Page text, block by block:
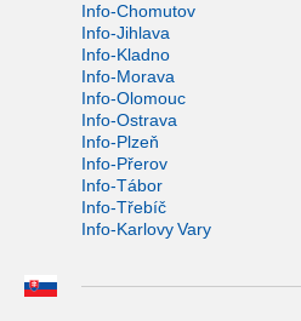
Info-Chomutov
Info-Jihlava
Info-Kladno
Info-Morava
Info-Olomouc
Info-Ostrava
Info-Plzeň
Info-Přerov
Info-Tábor
Info-Třebíč
Info-Karlovy Vary